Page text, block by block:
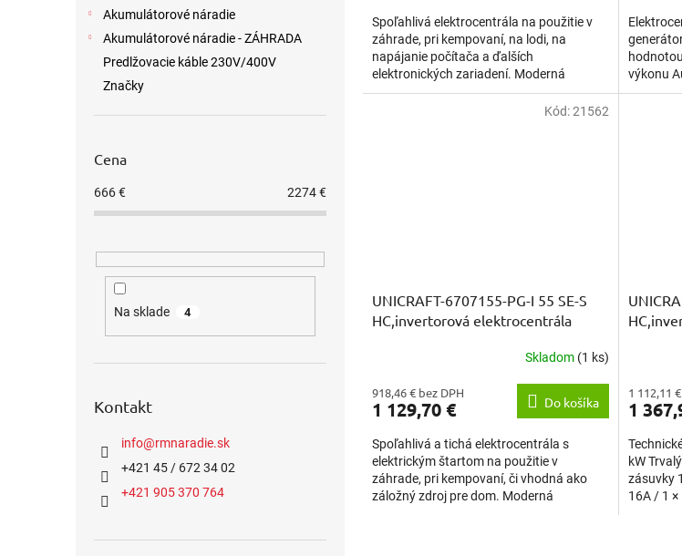
Akumulátorové náradie
Akumulátorové náradie - ZÁHRADA
Predlžovacie káble 230V/400V
Značky
Cena
666€ 2274€
Na sklade 4
Kontakt
info@rmnaradie.sk
+421 45 / 672 34 02
+421 905 370 764
Spoľahlivá elektrocentrála na použitie v
záhrade, pri kempovaní, na lodi, na
napájanie počítača a ďalších
elektronických zariadení. Moderná
technológia invertora (meniča)...
výkonu
AVR
UNICRAFT-6707155-PG-I 55 SE-S
HC,invertorová elektrocentrála
Skladom (1 ks)
918,46 € bez DPH
1 129,70 € Do košíka
Spoľahlivá a tichá elektrocentrála s
elektrickým štartom na použitie v
záhrade, pri kempovaní, či vhodná ako
záložný zdroj pre dom. Moderná
Kód:21562
1 112,11
1
kW
zásuvky
16A / 1 ×